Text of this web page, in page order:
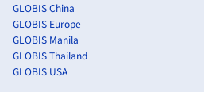
GLOBIS China
GLOBIS Europe
GLOBIS Manila
GLOBIS Thailand
GLOBIS USA